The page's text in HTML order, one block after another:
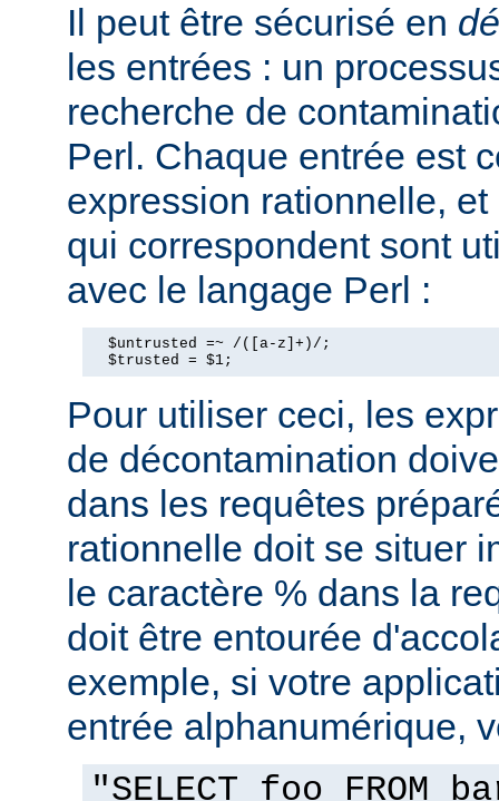
Il peut être sécurisé en
les entrées : un
recherche de
Perl. Chaque entrée est
expression rationnelle,
qui correspondent sont
avec le langage Perl :
  $untrusted =~ /([a-z]+)/;
  $trusted = $1;
Pour utiliser ceci, les
de décontamination
dans les requêtes
rationnelle doit se situer
le caractère % dans la
doit être entourée
exemple, si votre
entrée alphanumérique,
"SELECT foo FROM